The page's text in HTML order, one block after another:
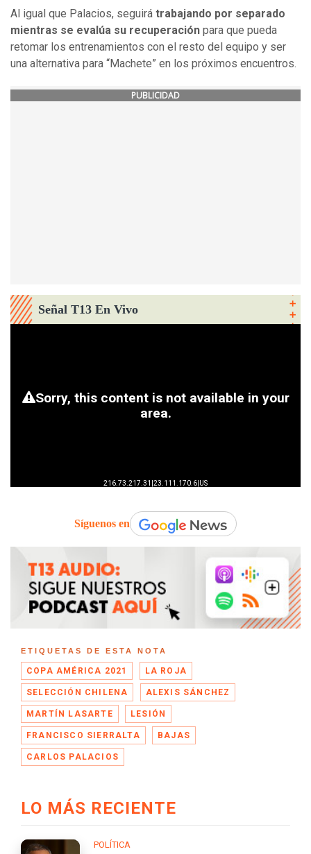
Al igual que Palacios, seguirá trabajando por separado
mientras se evalúa su recuperación para que pueda
retomar los entrenamientos con el resto del equipo y ser
una alternativa para “Machete” en los próximos encuentros.
PUBLICIDAD
Señal T13 En Vivo
Síguenos en
ETIQUETAS DE ESTA NOTA
COPA AMÉRICA 2021 LA ROJA
SELECCIÓN CHILENA ALEXIS SÁNCHEZ
MARTÍN LASARTE LESIÓN
FRANCISCO SIERRALTA BAJAS
CARLOS PALACIOS
LO MÁS RECIENTE
POLÍTICA